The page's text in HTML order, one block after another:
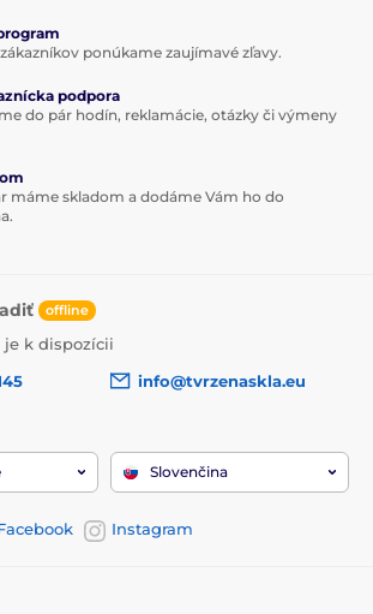
ponúkame zaujímavé zľavy.
podpora
do pár hodín, reklamácie, otázky či výmeny
máme skladom a dodáme Vám ho do
offline
je k dispozícii
info@tvrzenaskla.eu
Slovenčina
Instagram